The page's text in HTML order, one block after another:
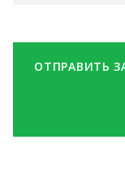
ОТПРАВИТЬ